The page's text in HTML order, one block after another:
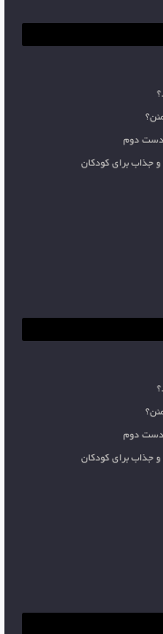
دست دوم
و جذاب برای کودکان
دست دوم
و جذاب برای کودکان